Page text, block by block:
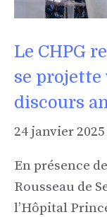
Le CHPG
se projette
discours
24 janvier 2025
En présence
Rousseau de
l’Hôpital